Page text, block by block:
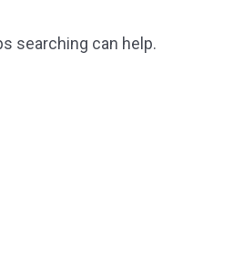
searching can help.